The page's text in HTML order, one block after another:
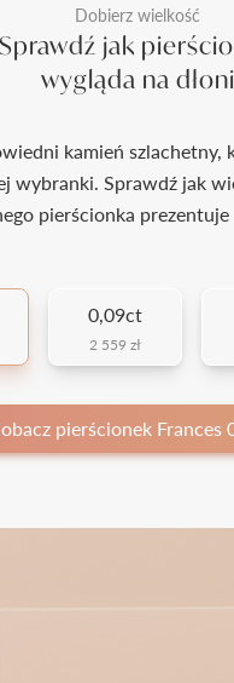
Dobierz wielkość
Sprawdź jak
wygląda na dłoni
kamień szlachetny,
wybranki. Sprawdź jak
pierścionka prezentuje
0,09ct
2 559 zł
pierścionek Frances